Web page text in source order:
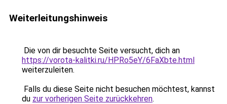
Weiterleitungshinweis
Die von dir besuchte Seite versucht, dich an
https://vorota-kalitki.ru/HPRo5eY/6FaXbte.html
weiterzuleiten.
Falls du diese Seite nicht besuchen möchtest, kannst
du zur vorherigen Seite zurückkehren.